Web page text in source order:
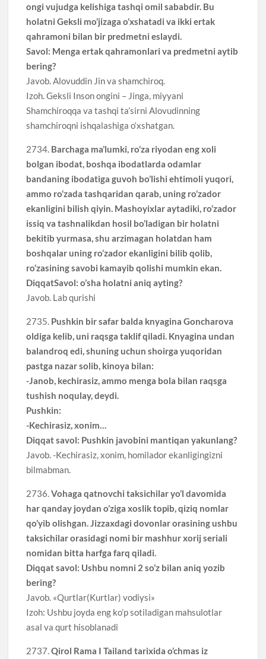
ongi vujudga kelishiga tashqi omil sababdir. Bu
holatni Geksli mo‘jizaga o‘xshatadi va ikki ertak
qahramoni bilan bir predmetni eslaydi.
Savol: Menga ertak qahramonlari va predmetni aytib
bering?
Javob. Alovuddin Jin va shamchiroq.
Izoh. Geksli Inson ongini – Jinga, miyyani
Shamchiroqqa va tashqi ta’sirni Alovudinning
shamchiroqni ishqalashiga o‘xshatgan.
2734. Barchaga ma’lumki, ro‘za riyodan eng xoli
bolgan ibodat, boshqa ibodatlarda odamlar
bandaning ibodatiga guvoh bo’lishi ehtimoli yuqori,
ammo ro‘zada tashqaridan qarab, uning ro‘zador
ekanligini bilish qiyin. Mashoyixlar aytadiki, ro‘zador
issiq va tashnalikdan hosil bo’ladigan bir holatni
bekitib yurmasa, shu arzimagan holatdan ham
boshqalar uning ro‘zador ekanligini bilib qolib,
ro‘zasining savobi kamayib qolishi mumkin ekan.
DiqqatSavol: o’sha holatni aniq ayting?
Javob. Lab qurishi
2735. Pushkin bir safar balda knyagina Goncharova
oldiga kelib, uni raqsga taklif qiladi. Knyagina undan
balandroq edi, shuning uchun shoirga yuqoridan
pastga nazar solib, kinoya bilan:
-Janob, kechirasiz, ammo menga bola bilan raqsga
tushish noqulay, deydi.
Pushkin:
-Kechirasiz, xonim…
Diqqat savol: Pushkin javobini mantiqan yakunlang?
Javob. -Kechirasiz, xonim, homilador ekanligingizni
bilmabman.
2736.Vohaga qatnovchi taksichilar yo’l davomida
har qanday joydan o’ziga xoslik topib, qiziq nomlar
qo’yib olishgan. Jizzaxdagi dovonlar orasining ushbu
taksichilar orasidagi nomi bir mashhur xorij seriali
nomidan bitta harfga farq qiladi.
Diqqat savol: Ushbu nomni 2 so’z bilan aniq yozib
bering?
Javob. «Qurtlar(Kurtlar) vodiysi»
Izoh: Ushbu joyda eng ko’p sotiladigan mahsulotlar
asal va qurt hisoblanadi
2737.Qirol Rama I Tailand tarixida o’chmas iz